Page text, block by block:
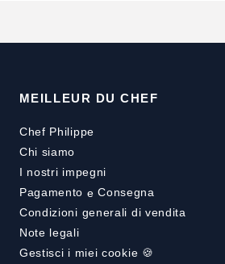
MEILLEUR DU CHEF
Chef Philippe
Chi siamo
I nostri impegni
Pagamento eConsegna
Condizioni generali di vendita
Note legali
Gestisci i miei cookie 🍪